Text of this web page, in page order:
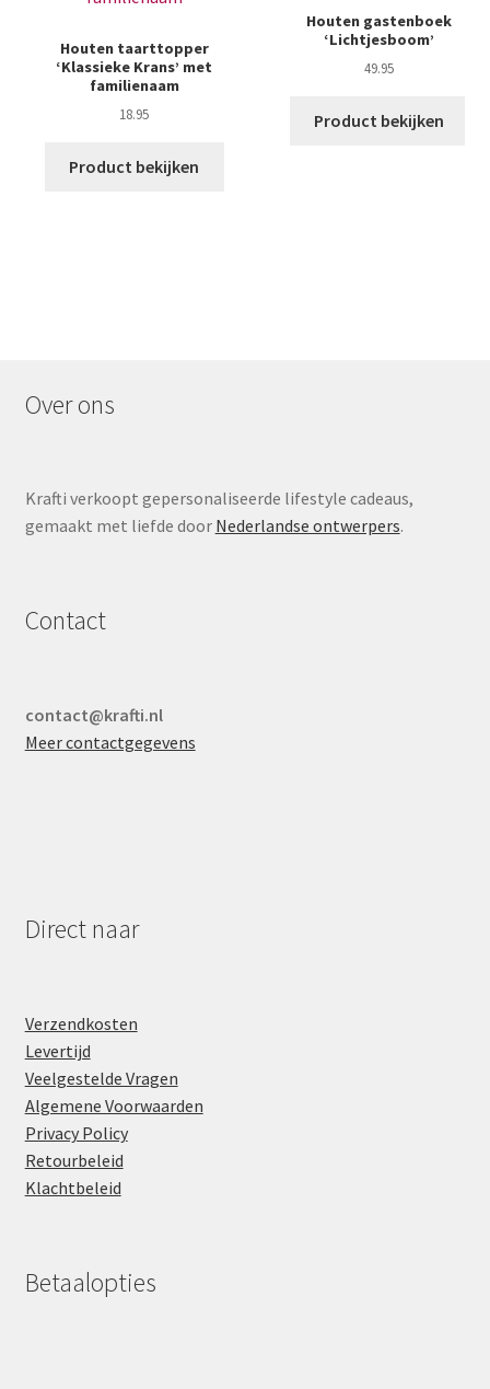
Houten taarttopper
‘Klassieke Krans’ met
familienaam
18.95
Product bekijken
Houten gastenboek
‘Lichtjesboom’
49.95
Product bekijken
Over ons
Krafti verkoopt gepersonaliseerde lifestyle cadeaus,
gemaakt met liefde door Nederlandse ontwerpers.
Contact
contact@krafti.nl
Meer contactgegevens
Direct naar
Verzendkosten
Levertijd
Veelgestelde Vragen
Algemene Voorwaarden
Privacy Policy
Retourbeleid
Klachtbeleid
Betaalopties